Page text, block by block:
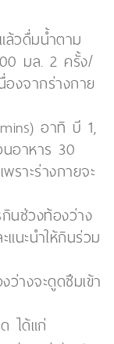
ล้วดื่มน้ำตาม
มล. 2 ครั้ง/
งจากร่างกาย
อาทิ บี 1,
อาหาร 30
าะร่างกายจะ
นช่วงท้องว่าง
แนะนำให้กินร่วม
างจะดูดซึมเข้า
ได้แก่